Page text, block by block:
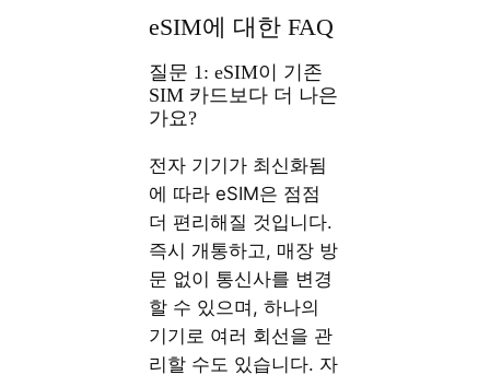
eSIM에 대한 FAQ
질문 1: eSIM이 기존
SIM 카드보다 더 나은
가요?
전자 기기가 최신화됨
에 따라 eSIM은 점점
더 편리해질 것입니다.
즉시 개통하고, 매장 방
문 없이 통신사를 변경
할 수 있으며, 하나의
기기로 여러 회선을 관
리할 수도 있습니다. 자